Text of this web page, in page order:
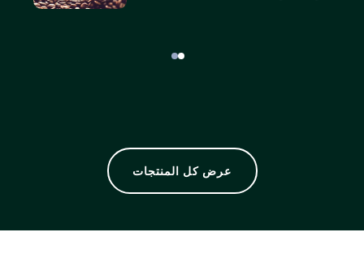
عرض كل المنتجات